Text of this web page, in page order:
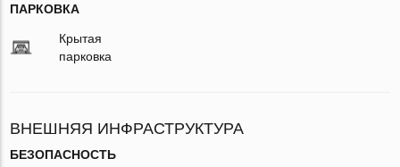
ПАРКОВКА
Крытая
парковка
ВНЕШНЯЯ ИНФРАСТРУКТУРА
БЕЗОПАСНОСТЬ